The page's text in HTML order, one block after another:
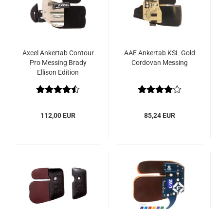
Axcel Ankertab Contour
Pro Messing Brady
Ellison Edition
112,00 EUR
AAE Ankertab KSL Gold
Cordovan Messing
85,24 EUR